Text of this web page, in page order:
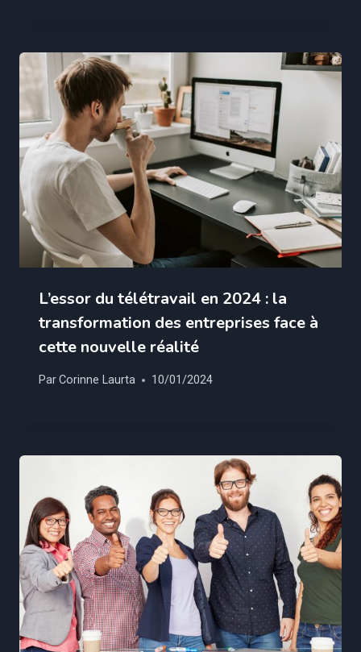
L’essor du télétravail en 2024 : la
transformation des entreprises face à
cette nouvelle réalité
ParCorinne Laurta 10/01/2024